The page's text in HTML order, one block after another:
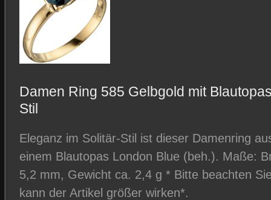
Damen Ring 585 Gelbgold mit
Stil
Eleganz im Solitär-Stil ist dieser Damenring
einem Blautopas London Blue (beh.). Maße:
5,2 mm, Gewicht ca. 2,4 g * Bitte beachten
kann der Artikel größer wirken*.